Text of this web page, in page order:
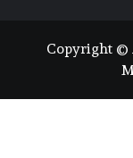
Copyright ©